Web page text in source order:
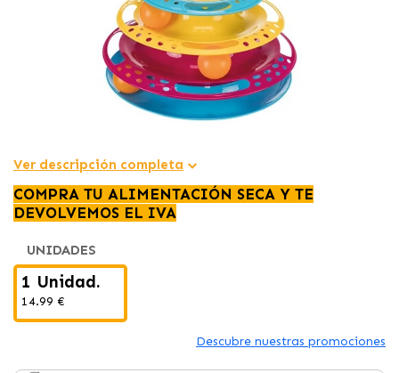
Ver descripción completa
COMPRA TU ALIMENTACIÓN SECA Y TE
DEVOLVEMOS EL IVA
UNIDADES
1 Unidad.
14.99 €
Descubre nuestras promociones